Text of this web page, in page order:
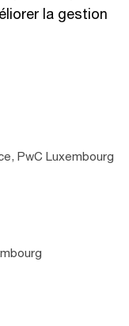
la gestion
PwC Luxembourg